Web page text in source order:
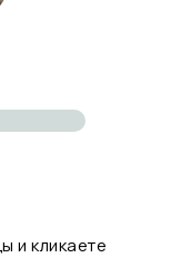
и кликаете